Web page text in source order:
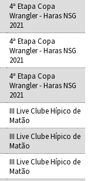
4ª Etapa Copa
Wrangler - Haras NSG
2021
4ª Etapa Copa
Wrangler - Haras NSG
2021
4ª Etapa Copa
Wrangler - Haras NSG
2021
III Live Clube Hípico de
Matão
III Live Clube Hípico de
Matão
III Live Clube Hípico de
Matão